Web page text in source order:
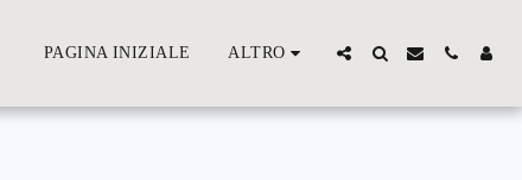
PAGINA INIZIALE ALTRO